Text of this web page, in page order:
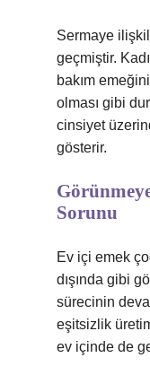
Sermaye
geçmiştir.
bakım
olması gibi
cinsiyet
gösterir.
Sorunu
Ev içi emek
dışında gibi
sürecinin
eşitsizlik
ev içinde de